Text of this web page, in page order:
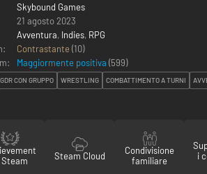
Skybound Games
21 agosto 2023
Avventura, Indies, RPG
Contrastante (10)
Maggiormente positiva (599)
GDR CON GRUPPO WRESTLING COMBATTIMENTO A TURNI
Steam Cloud
Condivisione
familiare
i